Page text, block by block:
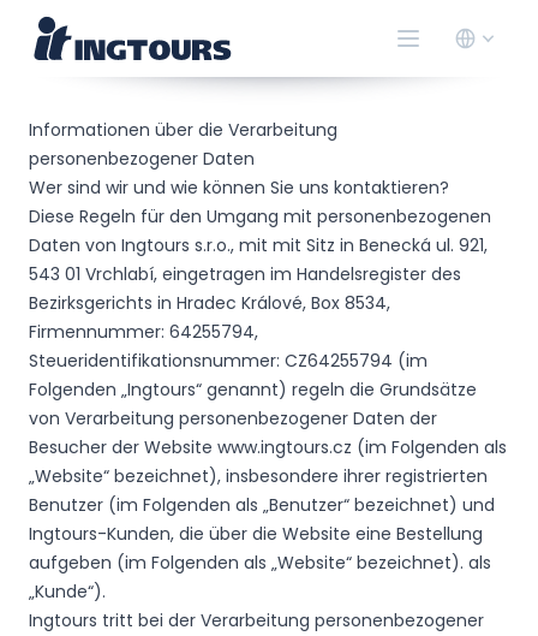
Informationen über die Verarbeitung
personenbezogener Daten
Wer sind wir und wie können Sie uns kontaktieren?
Diese Regeln für den Umgang mit personenbezogenen
Daten von Ingtours s.r.o., mit mit Sitz in Benecká ul. 921,
543 01 Vrchlabí, eingetragen im Handelsregister des
Bezirksgerichts in Hradec Králové, Box 8534,
Firmennummer: 64255794,
Steueridentifikationsnummer: CZ64255794 (im
Folgenden „Ingtours“ genannt) regeln die Grundsätze
von Verarbeitung personenbezogener Daten der
Besucher der Website www.ingtours.cz (im Folgenden als
„Website“ bezeichnet), insbesondere ihrer registrierten
Benutzer (im Folgenden als „Benutzer“ bezeichnet) und
Ingtours-Kunden, die über die Website eine Bestellung
aufgeben (im Folgenden als „Website“ bezeichnet). als
„Kunde“).
Ingtours tritt bei der Verarbeitung personenbezogener